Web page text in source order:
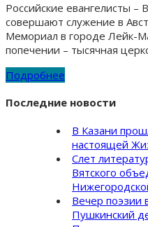
Российские евангелисты
совершают служение в
Мемориал в городе Лейк-
попечении – тысячная
Подробнее
Последние новости
В Казани
настоящей
Слет
Вятского
Вечер поэзии
Пушкинский